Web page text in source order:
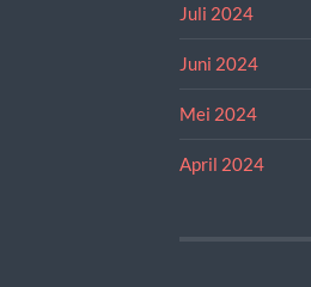
Juli 2024
Juni 2024
Mei 2024
April 2024